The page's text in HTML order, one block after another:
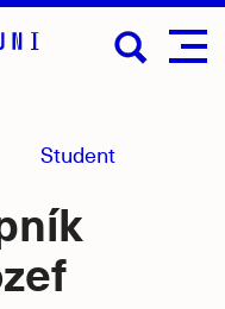
Student